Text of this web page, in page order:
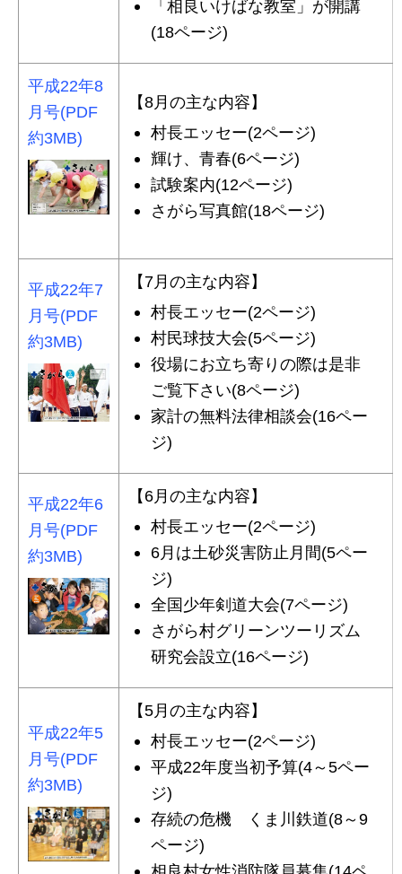
「相良いけばな教室」が開講
(18ページ)
平成22年8
月号(PDF
約3MB)
【8月の主な内容】
村長エッセー(2ページ)
輝け、青春(6ページ)
試験案内(12ページ)
さがら写真館(18ページ)
平成22年7
月号(PDF
約3MB)
【7月の主な内容】
村長エッセー(2ページ)
村民球技大会(5ページ)
役場にお立ち寄りの際は是非
ご覧下さい(8ページ)
家計の無料法律相談会(16ペー
ジ)
平成22年6
月号(PDF
約3MB)
【6月の主な内容】
村長エッセー(2ページ)
6月は土砂災害防止月間(5ペー
ジ)
全国少年剣道大会(7ページ)
さがら村グリーンツーリズム
研究会設立(16ページ)
平成22年5
月号(PDF
約3MB)
【5月の主な内容】
村長エッセー(2ページ)
平成22年度当初予算(4～5ペー
ジ)
存続の危機 くま川鉄道(8～9
ページ)